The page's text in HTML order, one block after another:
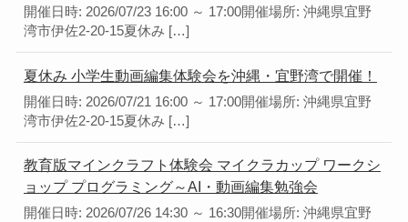
開催日時: 2026/07/23 16:00 ～ 17:00開催場所: 沖縄県宜野
湾市伊佐2-20-15夏休み […]
夏休み 小学生動画編集体験会を沖縄・宜野湾で開催！
開催日時: 2026/07/21 16:00 ～ 17:00開催場所: 沖縄県宜野
湾市伊佐2-20-15夏休み […]
教育版マインクラフト体験会 マイクラカップ ワークシ
ョップ プログラミング～AI・動画編集勉強会
開催日時: 2026/07/26 14:30 ～ 16:30開催場所: 沖縄県宜野